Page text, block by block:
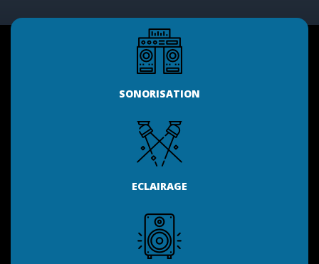
SONORISATION
ECLAIRAGE